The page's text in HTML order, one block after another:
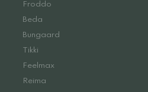
Froddo
Beda
Bungaard
Tikki
Feelmax
Reima